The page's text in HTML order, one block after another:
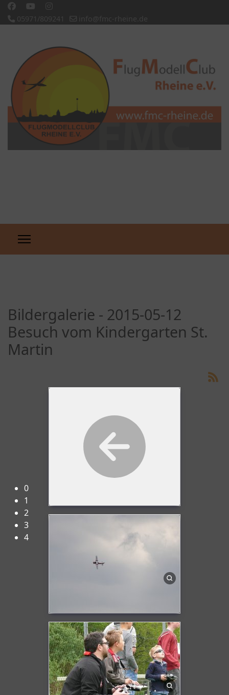
05971/809241 info@fmc-rheine.de
Herzlich Willkommen beim FMC-Rheine e.V.!
0
1
2
3
4
Bildergalerie - 2015-05-12
Besuch vom Kindergarten St.
Martin